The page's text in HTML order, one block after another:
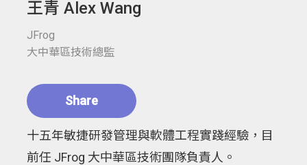
王青 Alex Wang
JFrog
大中華區技術總監
Share
十五年敏捷研發管理與軟體工程實踐經驗，目
前任 JFrog 大中華區技術團隊負責人。